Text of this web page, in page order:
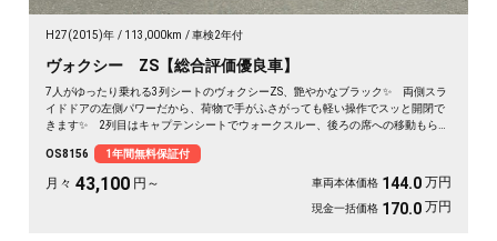
H27(2015)年 113,000km 車検2年付
ヴォクシー ZS【総合評価優良車】
7人がゆったり乗れる3列シートのヴォクシーZS、艶やかなブラック✨ 両側スラ
イドドアの左側パワーだから、荷物で手がふさがっても軽い操作でスッと開閉で
きます✨ 2列目はキャプテンシートでウォークスルー、後ろの席への移動もらく
も、仕事道具の積み込みも、この一台で快適にこなせます🎵 細部まで丁寧に手
入れされた綺麗な一台、《1年保証付》で毎日を支えます🚗
OS8156 1年間無料保証付
月々 43,100 円～ 車両本体価格 144.0 万円
現金一括価格 170.0 万円